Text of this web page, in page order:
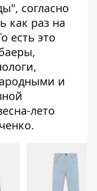
согласно
как раз на
есть это
и
лето